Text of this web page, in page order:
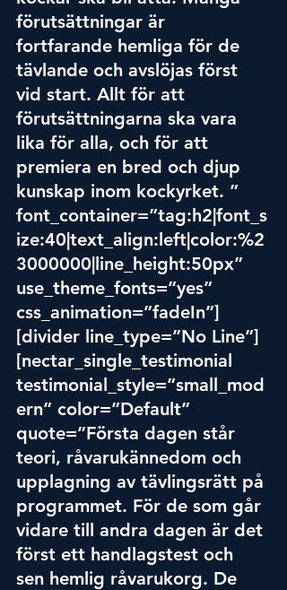
förutsättningar är
fortfarande hemliga för de
tävlande och avslöjas först
vid start. Allt för att
förutsättningarna ska vara
lika för alla, och för att
premiera en bred och djup
kunskap inom kockyrket. ”
font_container=”tag:h2|font_s
ize:40|text_align:left|color:%2
3000000|line_height:50px”
use_theme_fonts=”yes”
css_animation=”fadeIn”]
[divider line_type=”No Line”]
[nectar_single_testimonial
testimonial_style=”small_mod
ern” color=”Default”
quote=”Första dagen står
teori, råvarukännedom och
upplagning av tävlingsrätt på
programmet. För de som går
vidare till andra dagen är det
först ett handlagstest och
sen hemlig råvarukorg. De